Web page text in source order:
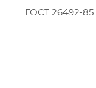
ГОСТ 26492-85